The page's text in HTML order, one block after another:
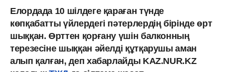
Елордада 10 шілдеге қараған түнде
көпқабатты үйлердегі пәтерлердің бірінде өрт
шыққан. Өрттен қорғану үшін балконның
терезесіне шыққан әйелді құтқарушы аман
алып қалған, деп хабарлайды KAZ.NUR.KZ